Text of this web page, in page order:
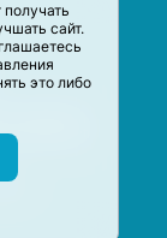
сайт.
это либо
услуги в РФ